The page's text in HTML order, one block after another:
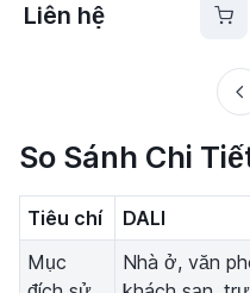
Liên hệ
So Sánh Chi
Tiêu chí DALI
Mục
Nhà ở, văn